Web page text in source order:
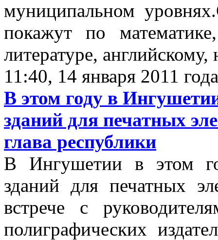
муниципальном
покажут по
литературе,
11:40, 14 января 2011 года
В этом году в
зданий для печатных
глава республики
В Ингушетии в этом
зданий для печатных
встрече с
полиграфических